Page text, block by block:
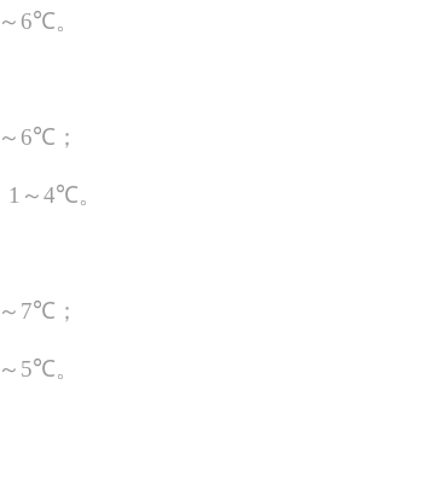
～ 6℃。
～ 6℃ ；
1 ～4℃。
～ 7℃ ；
～ 5℃。